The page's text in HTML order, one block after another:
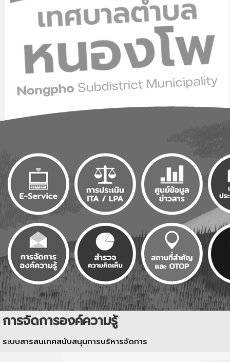
การจัดการองค์ความรู้
ระบบสารสนเทศสนับสนุนการบริหารจัดการ